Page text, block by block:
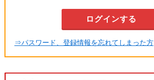
⇒パスワード、登録情報を忘れてしまった方